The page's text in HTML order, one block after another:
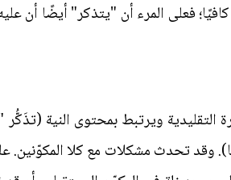
فعلى المرء أن "يتذكر" أيضًا أن
التقليدية ويرتبط بمحتوى النية
وقد تحدث مشكلات مع كلا المكوّنين.